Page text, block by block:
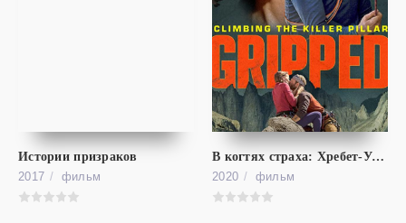
Чудо-женщина: 1984
Wonder Woman 1984
Истории призраков
2017
фильм
В когтях страха: Хребет-Убийца
2020
фильм